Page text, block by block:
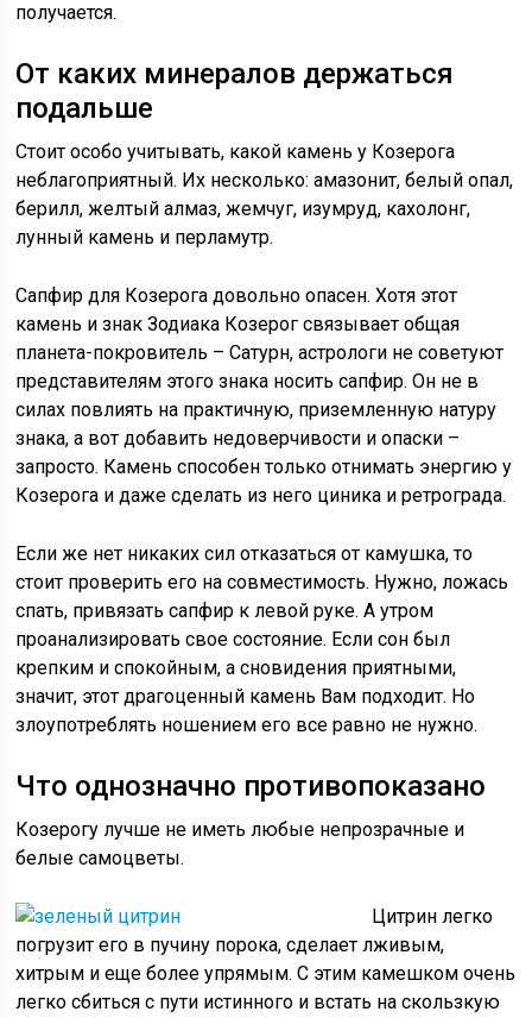
получается.
От каких минералов держаться
подальше
Стоит особо учитывать, какой камень у Козерога
неблагоприятный. Их несколько: амазонит, белый опал,
берилл, желтый алмаз, жемчуг, изумруд, кахолонг,
лунный камень и перламутр.
Сапфир для Козерога довольно опасен. Хотя этот
камень и знак Зодиака Козерог связывает общая
планета-покровитель – Сатурн, астрологи не советуют
представителям этого знака носить сапфир. Он не в
силах повлиять на практичную, приземленную натуру
знака, а вот добавить недоверчивости и опаски –
запросто. Камень способен только отнимать энергию у
Козерога и даже сделать из него циника и ретрограда.
Если же нет никаких сил отказаться от камушка, то
стоит проверить его на совместимость. Нужно, ложась
спать, привязать сапфир к левой руке. А утром
проанализировать свое состояние. Если сон был
крепким и спокойным, а сновидения приятными,
значит, этот драгоценный камень Вам подходит. Но
злоупотреблять ношением его все равно не нужно.
Что однозначно противопоказано
Козерогу лучше не иметь любые непрозрачные и
белые самоцветы.
Цитрин легко
погрузит его в пучину порока, сделает лживым,
хитрым и еще более упрямым. С этим камешком очень
легко сбиться с пути истинного и встать на скользкую